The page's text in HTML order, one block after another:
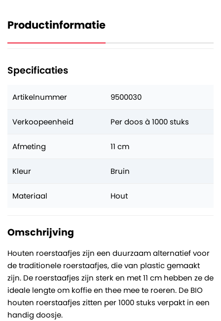
Productinformatie
Specificaties
Artikelnummer 9500030
Verkoopeenheid Per doos à 1000 stuks
Afmeting 11 cm
Kleur Bruin
Materiaal Hout
Omschrijving
Houten roerstaafjes zijn een duurzaam alternatief voor
de traditionele roerstaafjes, die van plastic gemaakt
zijn. De roerstaafjes zijn sterk en met 11 cm hebben ze de
ideale lengte om koffie en thee mee te roeren. De BIO
houten roerstaafjes zitten per 1000 stuks verpakt in een
handig doosje.